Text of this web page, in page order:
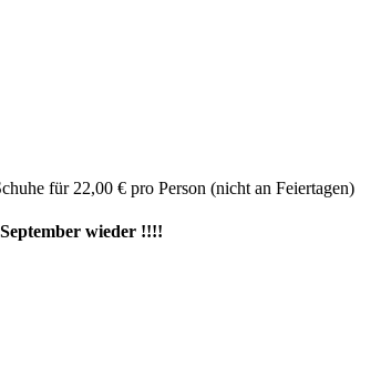
für 22,00 € pro Person (nicht an Feiertagen)
wieder !!!!